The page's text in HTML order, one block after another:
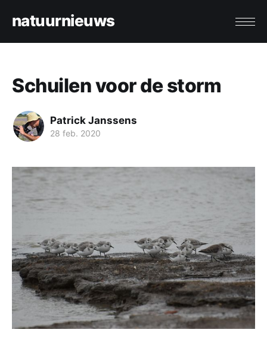
natuurnieuws
Schuilen voor de storm
Patrick Janssens
28 feb. 2020